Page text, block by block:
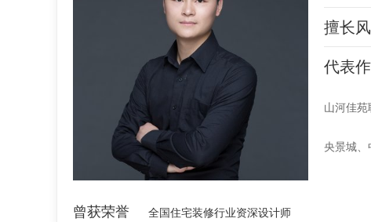
擅长
代表
山河佳
央景城、
曾获荣誉 全国住宅装修行业资深设计师